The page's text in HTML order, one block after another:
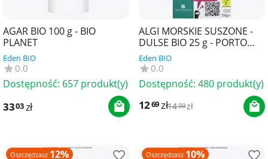
AGAR BIO 100 g - BIO
PLANET
Eden BIO
0.0
Dostępność: 657 produkt(y)
3303zł
ALGI MORSKIE SUSZONE -
DULSE BIO 25 g - PORTO
MUINOS
Eden BIO
0.0
Dostępność: 480 produkt(y)
1269zł1499zł
Oszczędzasz 12% Oszczędzasz 10%